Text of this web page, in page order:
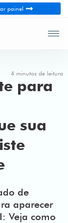
painel
4 minutos de leitura
para
sua
de
aparecer
Veja como